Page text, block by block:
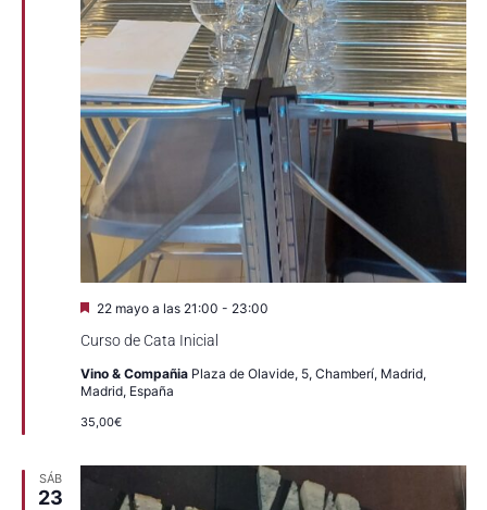
Curso de Cata Inicial
Destacado
22 mayo a las 21:00 - 23:00
Vino & Compañia Plaza de Olavide, 5, Chamberí, Madrid,
Madrid, España
35,00€
SÁB
23